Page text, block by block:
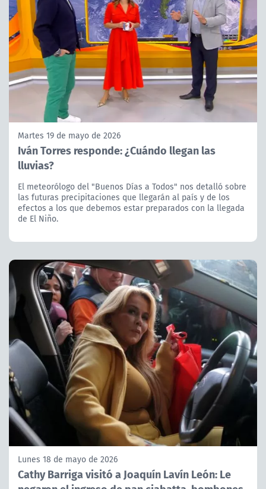
Martes 19 de mayo de 2026
Iván Torres responde: ¿Cuándo llegan las
lluvias?
El meteorólogo del "Buenos Días a Todos" nos detalló sobre
las futuras precipitaciones que llegarán al país y de los
efectos a los que debemos estar preparados con la llegada
de El Niño.
Lunes 18 de mayo de 2026
Cathy Barriga visitó a Joaquín Lavín León: Le